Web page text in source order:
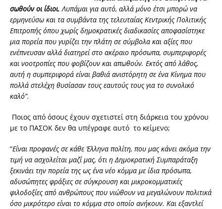
σωθούν οι ίδιοι. Λυπάμαι για αυτό, αλλά μόνο έτσι μπορώ να
ερμηνεύσω και τα συμβάντα της τελευταίας Κεντρικής Πολιτικής
Επιτροπής όπου χωρίς δημοκρατικές διαδικασίες αποφασίστηκε
μια πορεία που γυρίζει την πλάτη σε σύμβολα και αξίες που
ενέπνευσαν αλλά διατηρεί στο ακέραιο πρόσωπα, συμπεριφορές
και νοοτροπίες που φοβίζουν και απωθούν. Εκτός από λάθος,
αυτή η συμπεριφορά είναι βαθιά ανιστόρητη σε ένα Κίνημα που
πολλά στελέχη θυσίασαν τους εαυτούς τους για το συνολικό
καλό”.
Ποιος από όσους έχουν σχετιστεί στη διάρκεια του χρόνου
με το ΠΑΣΟΚ δεν θα υπέγραφε αυτό το κείμενο;
“Είναι προφανές σε κάθε Έλληνα πολίτη, που μας κάνει ακόμα την
τιμή να ασχολείται μαζί μας, ότι η Δημοκρατική Συμπαράταξη
ξεκινάει την πορεία της ως ένα νέο κόμμα με ίδια πρόσωπα,
αδυσώπητες φράξιες σε σύγκρουση και μικροκομματικές
φιλοδοξίες από ανθρώπους που νιώθουν να μεγαλώνουν πολιτικά
όσο μικρότερο είναι το κόμμα στο οποίο ανήκουν. Και εξαντλεί